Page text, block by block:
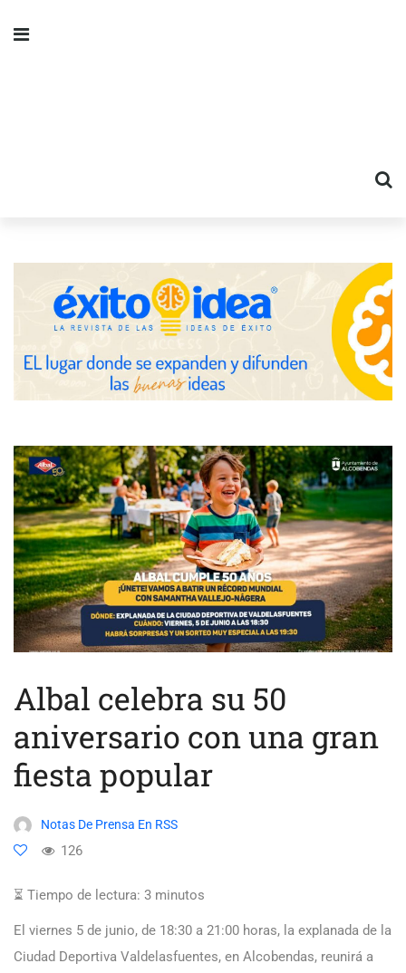
Albal celebra su 50
aniversario con una gran
fiesta popular
Notas De Prensa En RSS
126
⏳ Tiempo de lectura: 3 minutos
El viernes 5 de junio, de 18:30 a 21:00 horas, la explanada de la
Ciudad Deportiva Valdelasfuentes, en Alcobendas, reunirá a